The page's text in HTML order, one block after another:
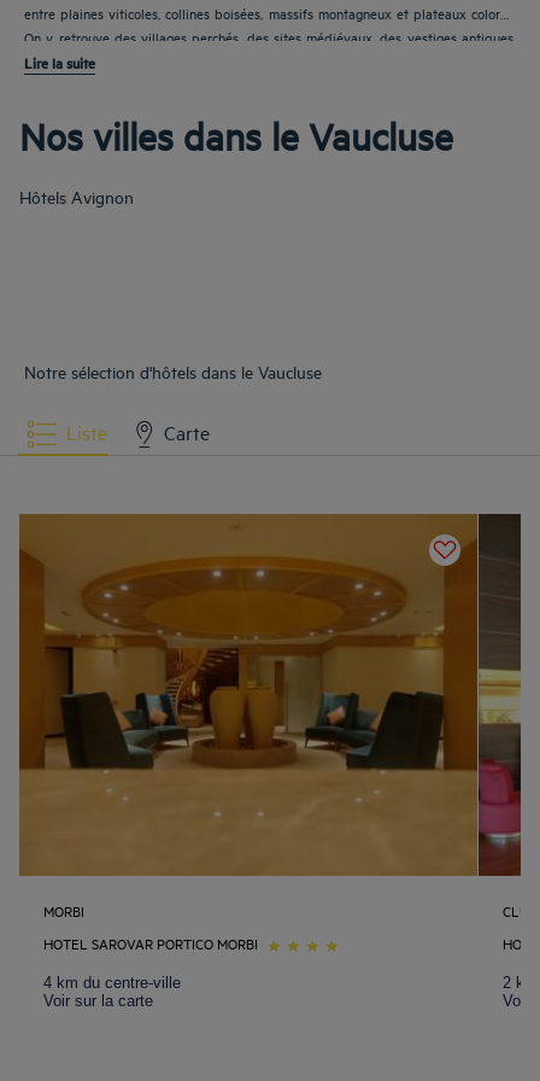
entre plaines viticoles, collines boisées, massifs montagneux et plateaux colorés.
On y retrouve des villages perchés, des sites médiévaux, des vestiges antiques,
ainsi que des espaces naturels qui attirent les amateurs de randonnée, de vélo et
Lire la suite
Nos villes dans le Vaucluse
Hôtels Avignon
Notre sélection d'hôtels dans le Vaucluse
Liste Carte
MORBI
HOTEL SAROVAR PORTICO MORBI
4 km du centre-ville
Voir sur la carte
2
Voir